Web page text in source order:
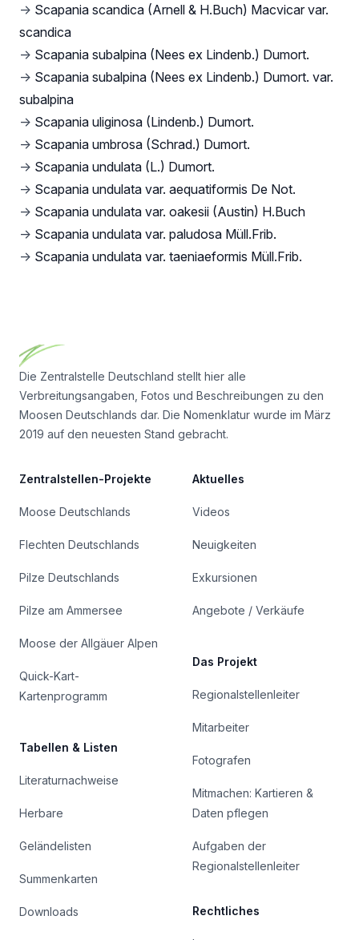
→ Scapania scandica (Arnell & H.Buch) Macvicar var.
scandica
→ Scapania subalpina (Nees ex Lindenb.) Dumort.
→ Scapania subalpina (Nees ex Lindenb.) Dumort. var.
subalpina
→ Scapania uliginosa (Lindenb.) Dumort.
→ Scapania umbrosa (Schrad.) Dumort.
→ Scapania undulata (L.) Dumort.
→ Scapania undulata var. aequatiformis De Not.
→ Scapania undulata var. oakesii (Austin) H.Buch
→ Scapania undulata var. paludosa Müll.Frib.
→ Scapania undulata var. taeniaeformis Müll.Frib.
Die Zentralstelle Deutschland stellt hier alle
Verbreitungsangaben, Fotos und Beschreibungen zu den
Moosen Deutschlands dar. Die Nomenklatur wurde im März
2019 auf den neuesten Stand gebracht.
Zentralstellen-Projekte
Moose Deutschlands
Flechten Deutschlands
Pilze Deutschlands
Pilze am Ammersee
Moose der Allgäuer Alpen
Quick-Kart-
Kartenprogramm
Tabellen & Listen
Literaturnachweise
Herbare
Geländelisten
Summenkarten
Downloads
Aktuelles
Videos
Neuigkeiten
Exkursionen
Angebote / Verkäufe
Das Projekt
Regionalstellenleiter
Mitarbeiter
Fotografen
Mitmachen: Kartieren &
Daten pflegen
Aufgaben der
Regionalstellenleiter
Rechtliches